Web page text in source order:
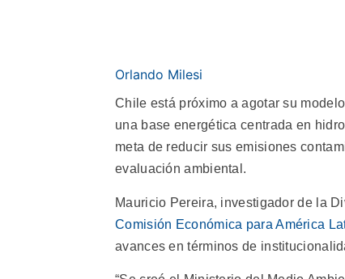
Orlando Milesi
Chile está próximo a agotar su
una base energética centrada en
meta de reducir sus emisiones
evaluación ambiental.
Mauricio Pereira, investigador de la
Comisión Económica para América
avances en términos de